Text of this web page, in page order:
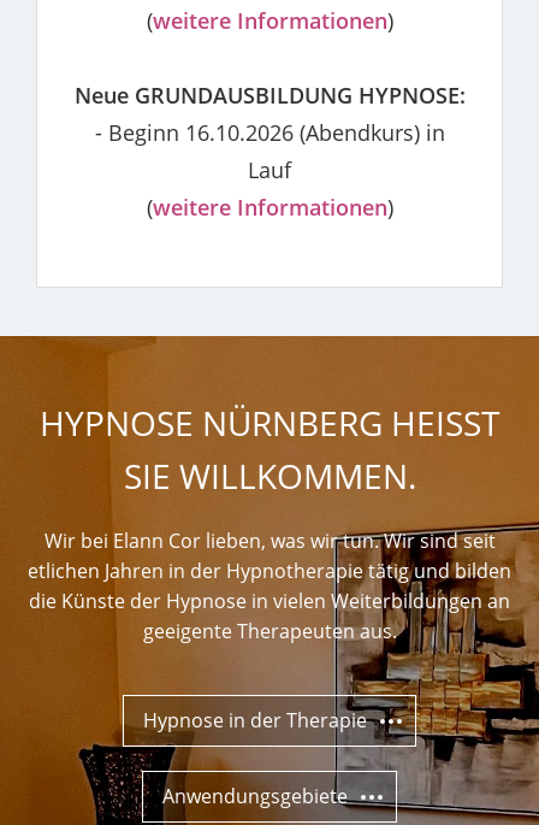
(weitere Informationen)
Neue GRUNDAUSBILDUNG HYPNOSE:
- Beginn 16.10.2026 (Abendkurs) in
Lauf
(weitere Informationen)
HYPNOSE NÜRNBERG HEISST S
IE WILLKOMMEN.
Wir bei Elann Cor lieben, was wir tun. Wir sind seit
etlichen Jahren in der Hypnotherapie tätig und bilden
die Künste der Hypnose in vielen Weiterbildungen an
geeigente Therapeuten aus.
Hypnose in der Therapie
Anwendungsgebiete